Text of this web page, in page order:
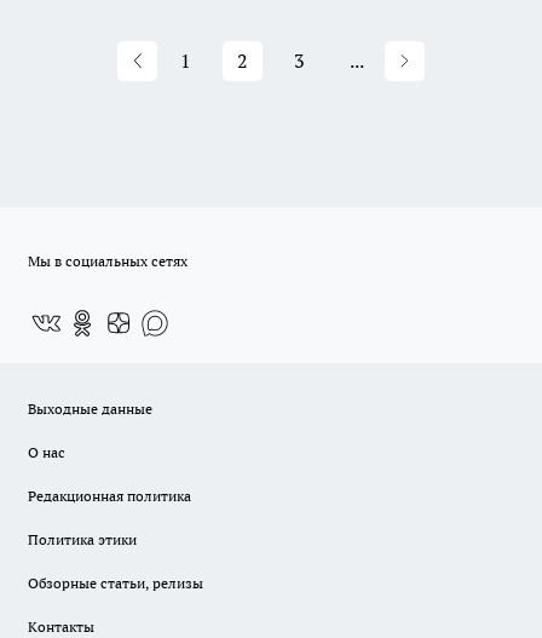
1 2 3 ...
Мы в социальных сетях
Выходные данные
О нас
Редакционная политика
Политика этики
Обзорные статьи, релизы
Контакты